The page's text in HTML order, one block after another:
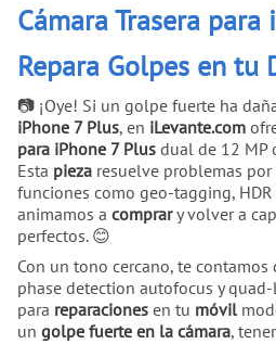
Cámara Trasera para
Repara Golpes en tu
📷 ¡Oye! Si un golpe fuerte ha
iPhone 7 Plus, en iLevante.com
para iPhone 7 Plus dual de 12 MP
Esta pieza resuelve problemas por
funciones como geo-tagging,
animamos a comprary volver a
perfectos. 😊
Con un tono cercano, te
phase detection autofocus y
para reparaciones en tu móvil
un golpe fuerte en la cámara,